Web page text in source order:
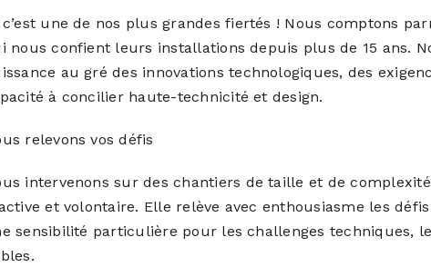
c’est une de nos plus grandes fiertés ! Nous comptons
nous confient leurs installations depuis plus de 15 ans.
au gré des innovations technologiques, des
à concilier haute-technicité et design.
relevons vos défis
intervenons sur des chantiers de taille et de
et volontaire. Elle relève avec enthousiasme les
sensibilité particulière pour les challenges techniques,